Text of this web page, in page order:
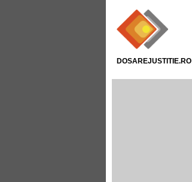
DOSAREJUSTITIE.RO